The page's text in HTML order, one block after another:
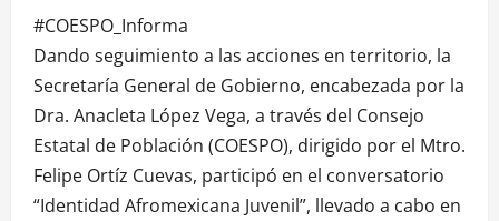
#COESPO_Informa
Dando seguimiento a las acciones en territorio, la
Secretaría General de Gobierno, encabezada por la
Dra. Anacleta López Vega, a través del Consejo
Estatal de Población (COESPO), dirigido por el Mtro.
Felipe Ortíz Cuevas, participó en el conversatorio
“Identidad Afromexicana Juvenil”, llevado a cabo en